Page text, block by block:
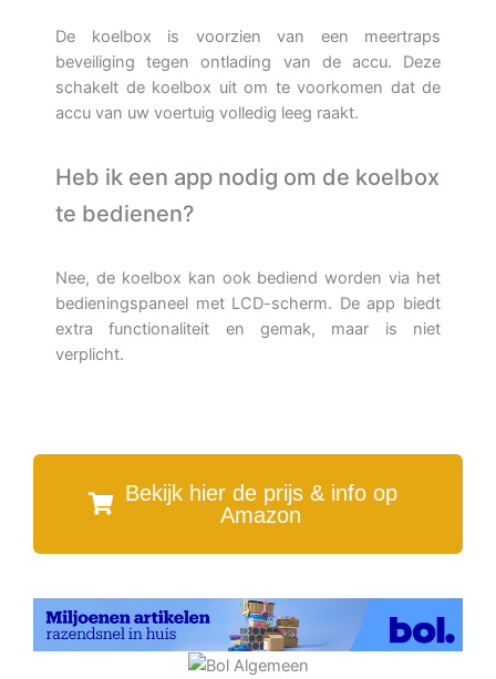
De koelbox is voorzien van een meertraps
beveiliging tegen ontlading van de accu. Deze
schakelt de koelbox uit om te voorkomen dat de
accu van uw voertuig volledig leeg raakt.
Heb ik een app nodig om de koelbox
te bedienen?
Nee, de koelbox kan ook bediend worden via het
bedieningspaneel met LCD-scherm. De app biedt
extra functionaliteit en gemak, maar is niet
verplicht.
Bekijk hier de prijs & info op
Amazon